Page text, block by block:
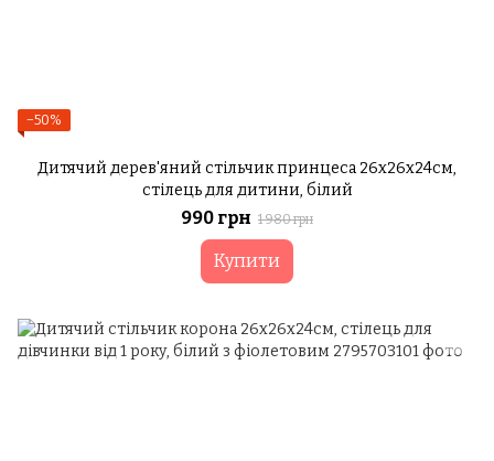
−50%
Дитячий дерев'яний стільчик принцеса 26х26х24см,
стілець для дитини, білий
990 грн 1 980 грн
Купити